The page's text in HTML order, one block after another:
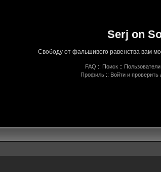
Serj on
Свободу от фальшивого равенства вам
FAQ :: Поиск :: Пользователи
Профиль :: Войти и